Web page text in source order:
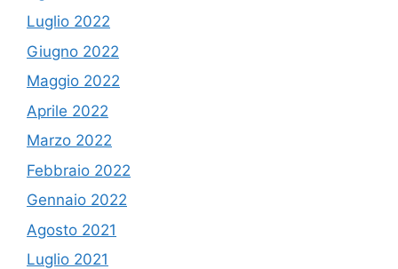
Luglio 2022
Giugno 2022
Maggio 2022
Aprile 2022
Marzo 2022
Febbraio 2022
Gennaio 2022
Agosto 2021
Luglio 2021